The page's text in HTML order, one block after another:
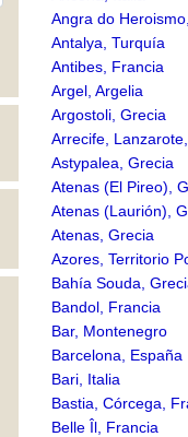
Angra do
Antalya, Turquía
Antibes, Francia
Argel, Argelia
Argostoli, Grecia
Arrecife,
Astypalea, Grecia
Atenas (El Pireo),
Atenas (Laurión),
Atenas, Grecia
Azores, Territorio
Bahía Souda,
Bandol, Francia
Bar, Montenegro
Barcelona, España
Bari, Italia
Bastia, Córcega,
Belle Îl, Francia